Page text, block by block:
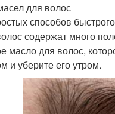
для волос
способов
содержат много
масло для волос,
и уберите его утром.